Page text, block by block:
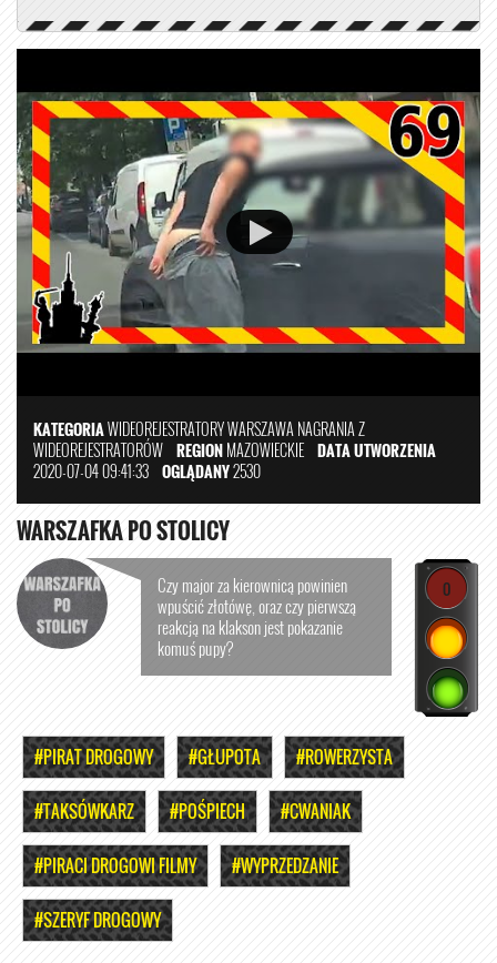
KATEGORIAWIDEOREJESTRATORYWARSZAWA NAGRANIA Z
WIDEOREJESTRATORÓW REGIONMAZOWIECKIE DATA UTWORZENIA
2020-07-04 09:41:33 OGLĄDANY2530
WARSZAFKA PO STOLICY
Czy major za kierownicą powinien
wpuścić złotówę, oraz czy pierwszą
reakcją na klakson jest pokazanie
komuś pupy?
0
#PIRAT DROGOWY #GŁUPOTA #ROWERZYSTA
#TAKSÓWKARZ #POŚPIECH #CWANIAK
#PIRACI DROGOWI FILMY #WYPRZEDZANIE
#SZERYF DROGOWY